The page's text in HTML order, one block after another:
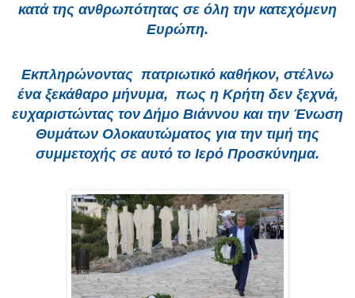
κατά της ανθρωπότητας σε όλη την κατεχόμενη
Ευρώπη.
Εκπληρώνοντας πατριωτικό καθήκον, στέλνω
ένα ξεκάθαρo μήνυμα, πως η Κρήτη δεν ξεχνά,
ευχαριστώντας τον Δήμο Βιάννου και την Ένωση
Θυμάτων Ολοκαυτώματος για την τιμή της
συμμετοχής σε αυτό το Ιερό Προσκύνημα.